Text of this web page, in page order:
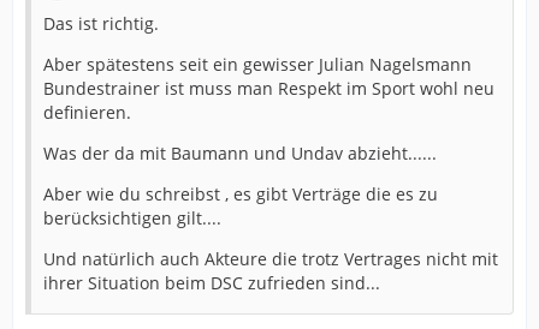
Das ist richtig.
Aber spätestens seit ein gewisser Julian Nagelsmann
Bundestrainer ist muss man Respekt im Sport wohl neu
definieren.
Was der da mit Baumann und Undav abzieht......
Aber wie du schreibst , es gibt Verträge die es zu
berücksichtigen gilt....
Und natürlich auch Akteure die trotz Vertrages nicht mit
ihrer Situation beim DSC zufrieden sind...